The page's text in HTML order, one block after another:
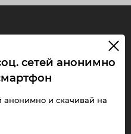
и
без
сетей анонимно
анонимно и скачивай на